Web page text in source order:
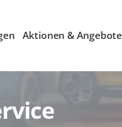
Aktionen & Angebote